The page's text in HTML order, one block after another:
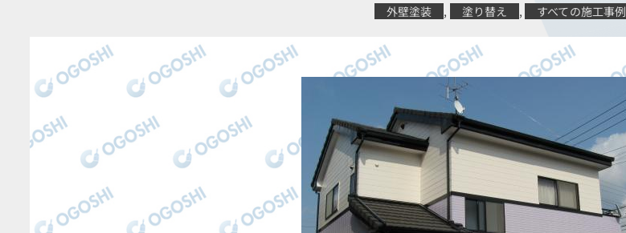
外壁塗装 , 塗り替え , すべての施工事例